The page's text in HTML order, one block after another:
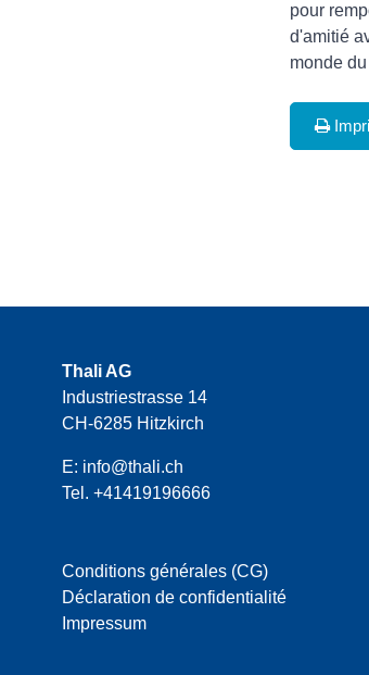
pour
d'amitié
monde
Thali AG
Industriestrasse 14
CH-6285 Hitzkirch
E: info@thali.ch
Tel. +41419196666
Conditions générales (CG)
Déclaration de confidentialité
Impressum